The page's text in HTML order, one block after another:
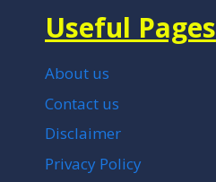
Useful Pages
About us
Contact us
Disclaimer
Privacy Policy